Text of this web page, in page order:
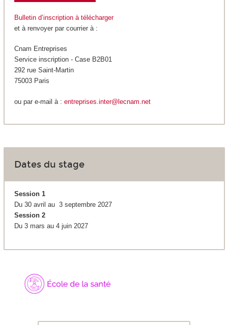
Bulletin d’inscription à télécharger
et à renvoyer par courrier à :
Cnam Entreprises
Service inscription - Case B2B01
292 rue Saint-Martin
75003 Paris
ou par e-mail à : entreprises.inter@lecnam.net
Dates du stage
Session 1
Du 30 avril au 3 septembre 2027
Session 2
Du 3 mars au 4 juin 2027